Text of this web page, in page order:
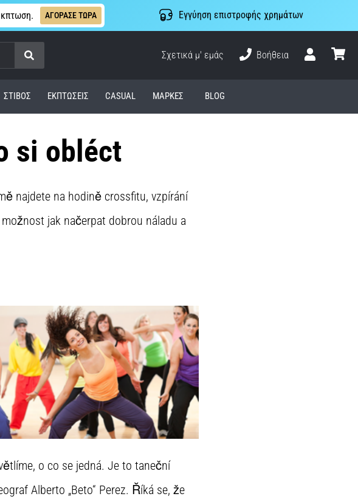
ΑΓΟΡΑΣΕ ΤΩΡΑ Εγγύηση επιστροφής χρημάτων
Αναζήτηση
Σχετικά μ' εμάς
Βοήθεια
ΣΤΊΒΟΣ ΕΚΠΤΩΣΕΙΣ CASUAL ΜΆΡΚΕΣ BLOG
si obléct
najdete na hodině crossfitu, vzpírání
jak načerpat dobrou náladu a
o co se jedná. Je to taneční
Alberto „Beto“ Perez. Říká se, že